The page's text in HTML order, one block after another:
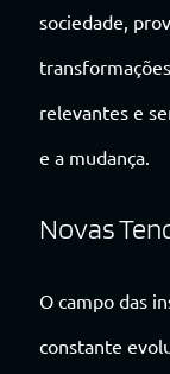
sociedade,
relevantes e
e a mudança.
Novas
O campo das
constante